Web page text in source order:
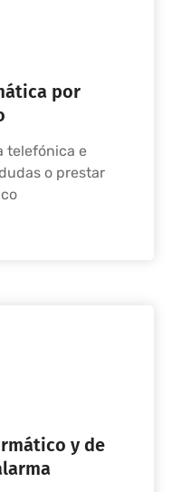
por
telefónica e
o prestar
y de